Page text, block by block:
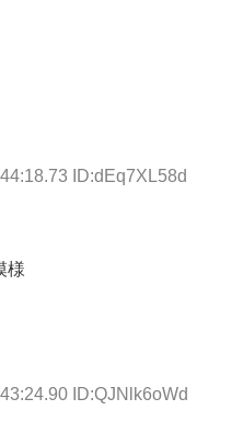
ID:dEq7XL58d
様
ID:QJNlk6oWd